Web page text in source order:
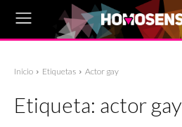
Inicio Etiquetas Actor gay
Etiqueta: actor gay